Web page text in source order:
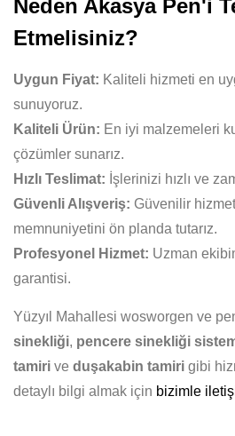
Neden Akasya Pen'i
Etmelisiniz?
Uygun Fiyat: Kaliteli hizmeti en
sunuyoruz.
Kaliteli Ürün: En iyi malzemeleri
çözümler sunarız.
Hızlı Teslimat: İşlerinizi hızlı ve
Güvenli Alışveriş: Güvenilir hizmet
memnuniyetini ön planda tutarız.
Profesyonel Hizmet: Uzman
garantisi.
Yüzyıl Mahallesi wosworgen ve
sinekliği, pencere sinekliği
tamiri ve duşakabin tamiri gibi
detaylı bilgi almak için bizimle